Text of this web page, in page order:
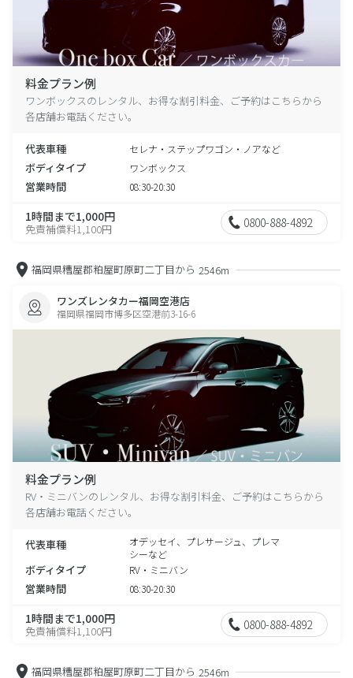
料金プラン例
ワンボックスのレンタル、お得な割引料金、ご予約はこちらから
各店舗お電話ください。
代表車種 セレナ・ステップワゴン・ノアなど
ボディタイプ ワンボックス
営業時間 08:30-20:30
1時間まで1,000円
免責補償料1,100円 0800-888-4892
福岡県糟屋郡粕屋町原町二丁目から 2546m
ワンズレンタカー福岡空港店
福岡県福岡市博多区空港前3-16-6
料金プラン例
RV・ミニバンのレンタル、お得な割引料金、ご予約はこちらから
各店舗お電話ください。
代表車種
オデッセイ、プレサージュ、プレマ
シーなど
ボディタイプ RV・ミニバン
営業時間 08:30-20:30
1時間まで1,000円
免責補償料1,100円 0800-888-4892
福岡県糟屋郡粕屋町原町二丁目から 2546m